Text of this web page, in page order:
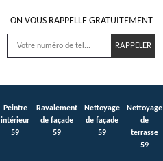
ON VOUS RAPPELLE GRATUITEMENT
Peintre
intérieur
59
Ravalement
de façade
59
Nettoyage
de façade
59
Nettoyage
de
terrasse
59